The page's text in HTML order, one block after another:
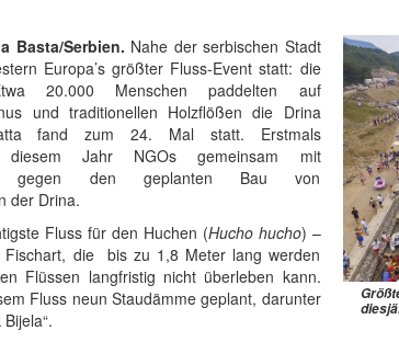
Basta/Serbien. Nahe der serbischen Stadt
Europa’s größter Fluss-Event statt: die
20.000 Menschen paddelten auf
und traditionellen Holzflößen die Drina
fand zum 24. Mal statt. Erstmals
diesem Jahr NGOs gemeinsam mit
gegen den geplanten Bau von
der Drina.
Fluss für den Huchen (Hucho hucho) –
Fischart, die bis zu 1,8 Meter lang werden
Flüssen langfristig nicht überleben kann.
Fluss neun Staudämme geplant, darunter